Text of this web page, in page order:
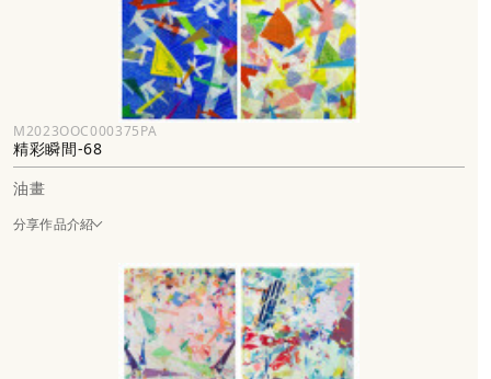
M2023OOC000375PA
精彩瞬間-68
油畫
分享作品介紹